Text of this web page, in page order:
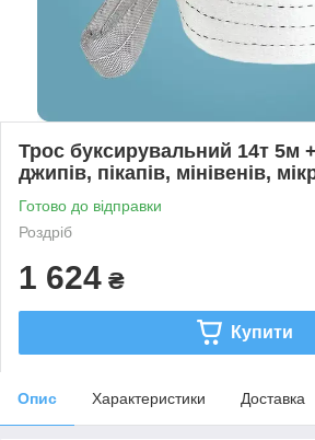
Трос буксирувальний 14т 5м
джипів, пікапів, мінівенів,
Готово до відправки
Роздріб
1 624 ₴
Купити
Опис Характеристики Доставка